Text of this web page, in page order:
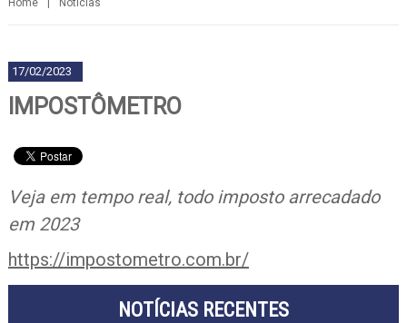
Home Notícias
17/02/2023
IMPOSTÔMETRO
Veja em tempo real, todo imposto arrecadado
em 2023
https://impostometro.com.br/
NOTÍCIAS RECENTES